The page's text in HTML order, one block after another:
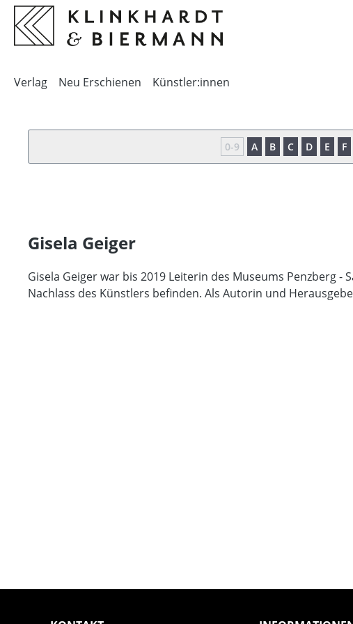
Zur Hauptnavigation springen
Verlag Neu Erschienen Künstler:innen
0-9 A B C D E F
Gisela Geiger
Gisela Geiger war bis 2019 Leiterin des Museums Penzberg -
Nachlass des Künstlers befinden. Als Autorin und